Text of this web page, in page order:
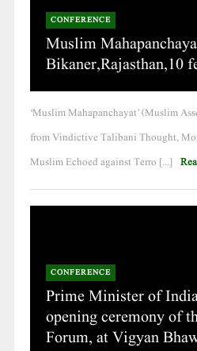
CONFERENCE
Muslim
Bikaner,Rajasthan,10
‘Muslim Mahapanchayat’ (Muslim
from Vindictive Talibani Thought,
Muslim Echoed against Terro [...]
CONFERENCE
Prime Minister of
opening ceremony of
Forum, at Vigyan